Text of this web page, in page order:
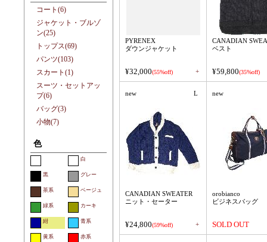
コート(6)
ジャケット・ブルゾ
ン(25)
トップス(69)
パンツ(103)
スカート(1)
スーツ・セットアッ
プ(6)
バッグ(3)
小物(7)
色
白
黒 グレー
茶系 ベージュ
緑系 カーキ
紺 青系
黄系 赤系
PYRENEX
ダウンジャケット
¥32,000(55%off) +
CANADIAN
ベスト
¥59,800(35%off)
new L
CANADIAN SWEATER
ニット・セーター
¥24,800(59%off) +
new
orobianco
ビジネスバッグ
SOLD OUT